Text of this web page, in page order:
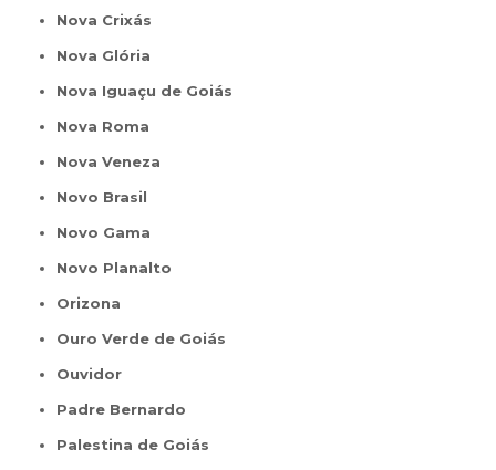
Nova Crixás
Nova Glória
Nova Iguaçu de Goiás
Nova Roma
Nova Veneza
Novo Brasil
Novo Gama
Novo Planalto
Orizona
Ouro Verde de Goiás
Ouvidor
Padre Bernardo
Palestina de Goiás